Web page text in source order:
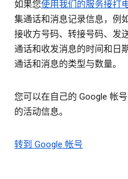
如果您使用我们的服务接打
集通话和消息记录信息，例
接收方号码、转接号码、发
通话和收发消息的时间和日
通话和消息的类型与数量。
您可以在自己的 Google 帐
的活动信息。
转到 Google 帐号